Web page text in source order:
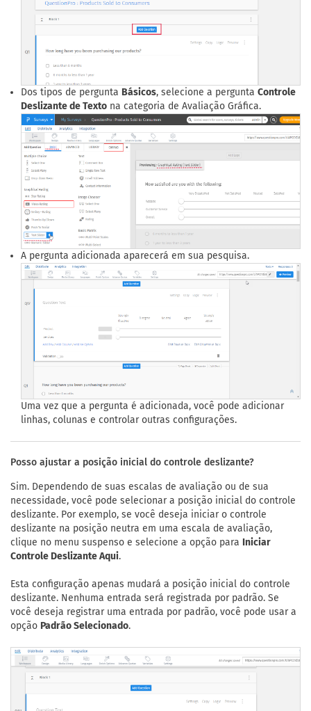
Dos tipos de pergunta Básicos, selecione a pergunta Controle
Deslizante de Texto na categoria de Avaliação Gráfica.
A pergunta adicionada aparecerá em sua pesquisa.
Uma vez que a pergunta é adicionada, você pode adicionar
linhas, colunas e controlar outras configurações.
Posso ajustar a posição inicial do controle deslizante?
Sim. Dependendo de suas escalas de avaliação ou de sua
necessidade, você pode selecionar a posição inicial do controle
deslizante. Por exemplo, se você deseja iniciar o controle
deslizante na posição neutra em uma escala de avaliação,
clique no menu suspenso e selecione a opção para Iniciar
Controle Deslizante Aqui.
Esta configuração apenas mudará a posição inicial do controle
deslizante. Nenhuma entrada será registrada por padrão. Se
você deseja registrar uma entrada por padrão, você pode usar a
opção Padrão Selecionado.